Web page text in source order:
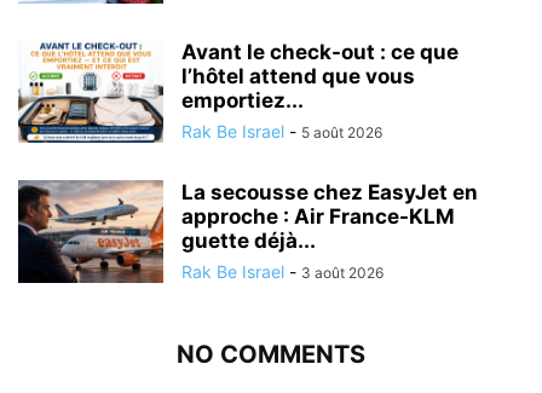
Avant le check-out : ce que
l’hôtel attend que vous
emportiez...
Rak Be Israel - 5 août 2026
La secousse chez EasyJet en
approche : Air France-KLM
guette déjà...
Rak Be Israel - 3 août 2026
NO COMMENTS